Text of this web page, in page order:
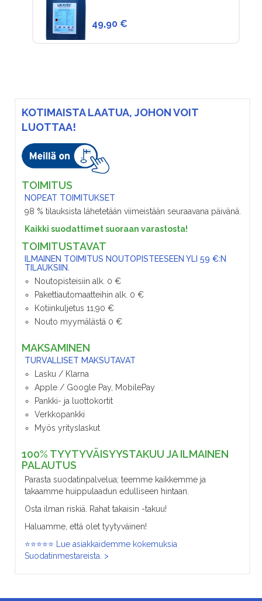
KOTIMAISTA LAATUA, JOHON VOIT
LUOTTAA!
TOIMITUS
NOPEAT TOIMITUKSET
98 % tilauksista lähetetään viimeistään seuraavana päivänä.
Kaikki suodattimet suoraan varastosta!
TOIMITUSTAVAT
ILMAINEN TOIMITUS NOUTOPISTEESEEN YLI 59 €:N
TILAUKSIIN.
Noutopisteisiin alk. 0 €
Pakettiautomaatteihin alk. 0 €
Kotiinkuljetus 11,90 €
Nouto myymälästä 0 €
MAKSAMINEN
TURVALLISET MAKSUTAVAT
Lasku / Klarna
Apple / Google Pay, MobilePay
Pankki- ja luottokortit
Verkkopankki
Myös yrityslaskut
100% TYYTYVÄISYYSTAKUU JA ILMAINEN
PALAUTUS
Parasta suodatinpalvelua; teemme kaikkemme ja
takaamme huippulaadun edulliseen hintaan.
Osta ilman riskiä. Rahat takaisin -takuu!
Haluamme, että olet tyytyväinen!
⭐⭐⭐⭐⭐ Lue asiakkaidemme kokemuksia
Suodatinmestareista. >
49,90 €